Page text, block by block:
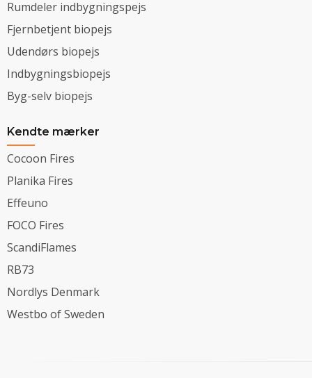
Rumdeler indbygningspejs
Fjernbetjent biopejs
Udendørs biopejs
Indbygningsbiopejs
Byg-selv biopejs
Kendte mærker
Cocoon Fires
Planika Fires
Effeuno
FOCO Fires
ScandiFlames
RB73
Nordlys Denmark
Westbo of Sweden